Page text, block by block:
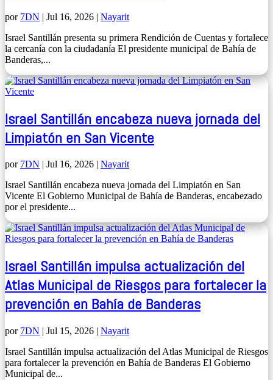
por 7DN | Jul 16, 2026 | Nayarit
Israel Santillán presenta su primera Rendición de Cuentas y fortalece
la cercanía con la ciudadanía El presidente municipal de Bahía de
Banderas,...
Israel Santillán encabeza nueva jornada del
Limpiatón en San Vicente
por 7DN | Jul 16, 2026 | Nayarit
Israel Santillán encabeza nueva jornada del Limpiatón en San
Vicente El Gobierno Municipal de Bahía de Banderas, encabezado
por el presidente...
Israel Santillán impulsa actualización del
Atlas Municipal de Riesgos para fortalecer la
prevención en Bahía de Banderas
por 7DN | Jul 15, 2026 | Nayarit
Israel Santillán impulsa actualización del Atlas Municipal de Riesgos
para fortalecer la prevención en Bahía de Banderas El Gobierno
Municipal de...